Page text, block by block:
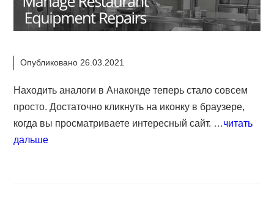
Опубликовано 26.03.2021
Находить аналоги в Анаконде теперь стало совсем
просто. Достаточно кликнуть на иконку в браузере,
когда вы просматриваете интересный сайт. …читать
дальше